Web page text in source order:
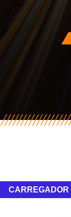
CARREGADOR